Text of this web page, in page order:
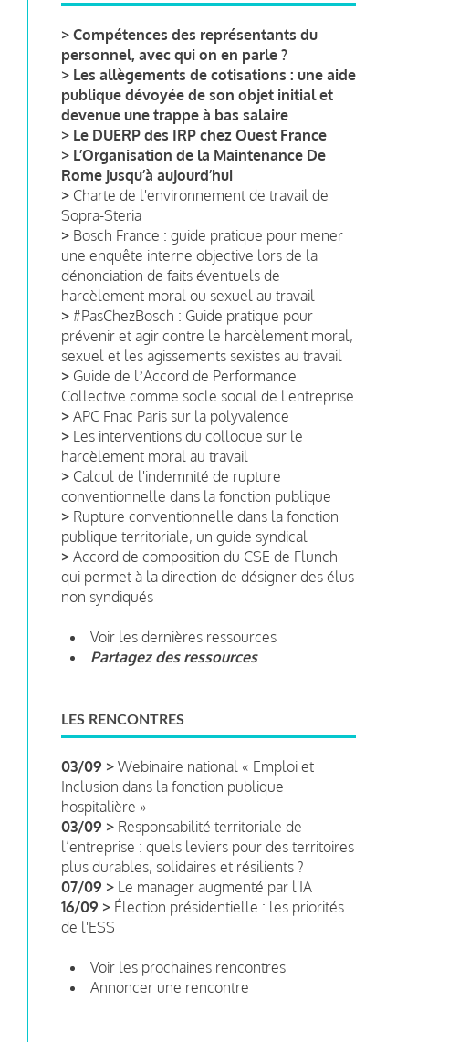
> Compétences des représentants du
personnel, avec qui on en parle ?
> Les allègements de cotisations : une aide
publique dévoyée de son objet initial et
devenue une trappe à bas salaire
> Le DUERP des IRP chez Ouest France
> L’Organisation de la Maintenance De
Rome jusqu’à aujourd’hui
> Charte de l'environnement de travail de
Sopra-Steria
> Bosch France : guide pratique pour mener
une enquête interne objective lors de la
dénonciation de faits éventuels de
harcèlement moral ou sexuel au travail
> #PasChezBosch : Guide pratique pour
prévenir et agir contre le harcèlement moral,
sexuel et les agissements sexistes au travail
> Guide de lʼAccord de Performance
Collective comme socle social de l'entreprise
> APC Fnac Paris sur la polyvalence
> Les interventions du colloque sur le
harcèlement moral au travail
> Calcul de l'indemnité de rupture
conventionnelle dans la fonction publique
> Rupture conventionnelle dans la fonction
publique territoriale, un guide syndical
> Accord de composition du CSE de Flunch
qui permet à la direction de désigner des élus
non syndiqués
Voir les dernières ressources
Partagez des ressources
LES RENCONTRES
03/09 > Webinaire national « Emploi et
Inclusion dans la fonction publique
hospitalière »
03/09 > Responsabilité territoriale de
l’entreprise : quels leviers pour des territoires
plus durables, solidaires et résilients ?
07/09 > Le manager augmenté par l'IA
16/09 > Élection présidentielle : les priorités
de l'ESS
Voir les prochaines rencontres
Annoncer une rencontre